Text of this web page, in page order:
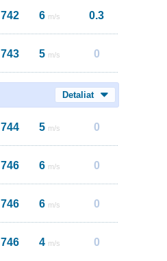
742 6 m/s 0.3
743 5 m/s 0
Detaliat
744 5 m/s 0
746 6 m/s 0
746 6 m/s 0
746 4 m/s 0